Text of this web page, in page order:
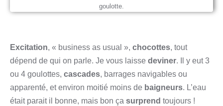
goulotte.
Excitation, « business as usual », chocottes, tout
dépend de qui on parle. Je vous laisse deviner. Il y eut 3
ou 4 goulottes, cascades, barrages navigables ou
apparenté, et environ moitié moins de baigneurs. L’eau
était parait il bonne, mais bon ça surprend toujours !